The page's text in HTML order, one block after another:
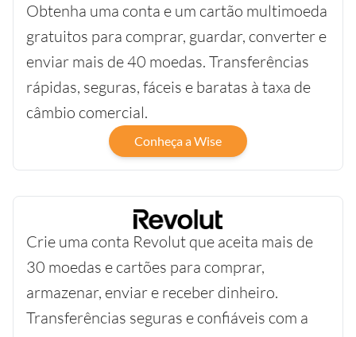
Obtenha uma conta e um cartão multimoeda
gratuitos para comprar, guardar, converter e
enviar mais de 40 moedas. Transferências
rápidas, seguras, fáceis e baratas à taxa de
câmbio comercial.
Conheça a Wise
Crie uma conta Revolut que aceita mais de
30 moedas e cartões para comprar,
armazenar, enviar e receber dinheiro.
Transferências seguras e confiáveis com a